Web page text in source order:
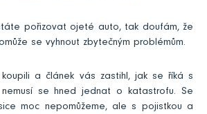
pořizovat ojeté auto, tak doufám, že
se vyhnout zbytečným problémům.
a článek vás zastihl, jak se říká s
nemusí se hned jednat o katastrofu. Se
moc nepomůžeme, ale s pojistkou a